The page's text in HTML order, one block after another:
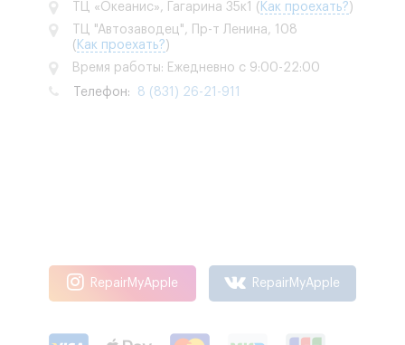
ТЦ «Океанис», Гагарина 35к1
( Как проехать? )
ТЦ "Автозаводец", Пр-т Ленина, 108
( Как проехать? )
Время работы: Ежедневно с 9:00-22:00
Телефон: 8 (831) 26-21-911
RepairMyApple RepairMyApple